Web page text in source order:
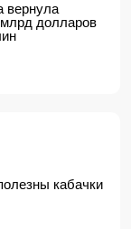
посла
вернула
долларов
кабачки